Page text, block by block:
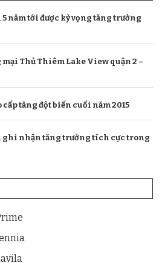
năm tới được kỳ vọng tăng trưởng
Thủ Thiêm Lake View quận 2 –
tăng đột biến cuối năm 2015
ghi nhận tăng trưởng tích cực trong